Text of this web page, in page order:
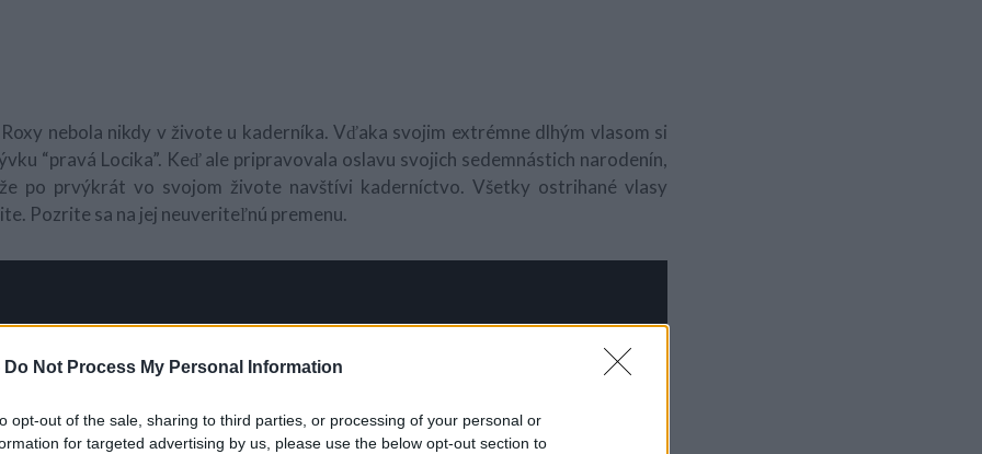
Do Not Process My Personal Information
opt-out of the sale, sharing to third parties, or processing of your personal or
for targeted advertising by us, please use the below opt-out section to
nebola nikdy v živote u kaderníka. Vďaka svojim extrémne dlhým vlasom si
“pravá Locika”. Keď ale pripravovala oslavu svojich sedemnástich narodenín,
po prvýkrát vo svojom živote navštívi kaderníctvo. Všetky ostrihané vlasy
Pozrite sa na jej neuveriteľnú premenu.